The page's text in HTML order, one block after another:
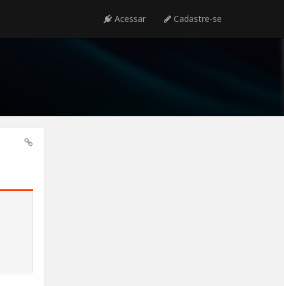
Acessar Cadastre-se